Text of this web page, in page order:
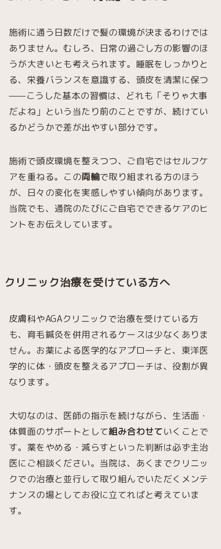
施術に通う日数だけで髪の環境が決まるわけでは
ありません。むしろ、日常の過ごし方の影響のほ
うが大きいとも考えられます。睡眠をしっかりと
る、栄養バランスを意識する、頭皮を清潔に保つ
——こうした基本の習慣は、どれも「そりゃ大事
だよね」という当たり前のことですが、続けてい
るかどうかで差が出やすい部分です。
施術で頭皮環境を整えつつ、ご自宅ではセルフケ
アを重ねる。この両輪で取り組まれる方のほう
が、日々の変化を実感しやすい傾向があります。
当院でも、通院のたびにご自宅でできるケアのヒ
ントをお伝えしています。
クリニック治療を受けている方へ
皮膚科やAGAクリニックで治療を受けている方
も、育毛鍼灸を併用されるケースは少なくありま
せん。お薬による医学的なアプローチと、東洋医
学的に体・頭皮を整えるアプローチは、役割が異
なります。
大切なのは、医師の指示を続けながら、生活面・
体質面のサポートとして組み合わせていくことで
す。薬をやめる・減らすといった判断は必ず主治
医にご相談ください。当院は、あくまでクリニッ
クでの治療と並行して取り組んでいただくメンテ
ナンスの場としてお役に立てればと考えていま
す。